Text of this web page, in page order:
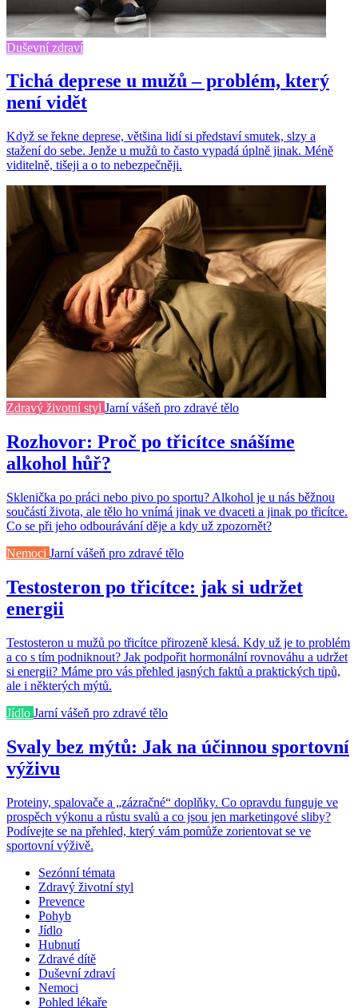
Duševní zdraví
Tichá deprese u mužů – problém, který
není vidět
Když se řekne deprese, většina lidí si představí smutek, slzy a
stažení do sebe. Jenže u mužů to často vypadá úplně jinak. Méně
viditelně, tišeji a o to nebezpečněji.
Zdravý životní styl Jarní vášeň pro zdravé tělo
Rozhovor: Proč po třicítce snášíme
alkohol hůř?
Sklenička po práci nebo pivo po sportu? Alkohol je u nás běžnou
součástí života, ale tělo ho vnímá jinak ve dvaceti a jinak po třicítce.
Co se při jeho odbourávání děje a kdy už zpozornět?
Nemoci Jarní vášeň pro zdravé tělo
Testosteron po třicítce: jak si udržet
energii
Testosteron u mužů po třicítce přirozeně klesá. Kdy už je to problém
a co s tím podniknout? Jak podpořit hormonální rovnováhu a udržet
si energii? Máme pro vás přehled jasných faktů a praktických tipů,
ale i některých mýtů.
Jídlo Jarní vášeň pro zdravé tělo
Svaly bez mýtů: Jak na účinnou sportovní
výživu
Proteiny, spalovače a „zázračné“ doplňky. Co opravdu funguje ve
prospěch výkonu a růstu svalů a co jsou jen marketingové sliby?
Podívejte se na přehled, který vám pomůže zorientovat se ve
sportovní výživě.
Sezónní témata
Zdravý životní styl
Prevence
Pohyb
Jídlo
Hubnutí
Zdravé dítě
Duševní zdraví
Nemoci
Pohled lékaře